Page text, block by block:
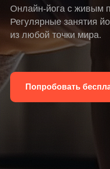
Онлайн-йога с живым
Регулярные занятия
из любой точки мира.
Попробовать